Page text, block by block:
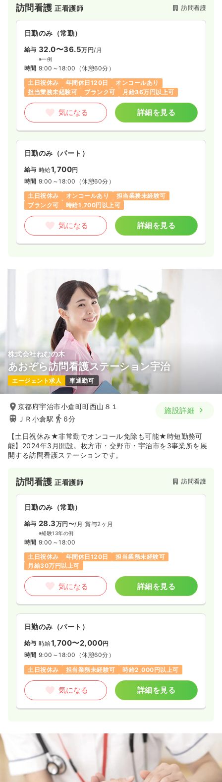
ます。
訪問看護正看護師 訪問看護
日勤のみ（常勤）
給与 32.0〜36.5万円/月
※一例
時間 9:00～18:00 （休憩60分）
土日祝休み
年間休日120日
オンコールあり
担当業務未経験可
ブランク可 月給36万円以上可
気になる 詳細を見る
日勤のみ（パート）
給与 時給1,700円
時間 9:00～18:00 （休憩60分）
土日祝休み
オンコールあり
担当業務未経験可
ブランク可
時給1,700円以上可
気になる 詳細を見る
株式会社ねむの木
あおぞら訪問看護ステーション宇治
エージェント求人 車通勤可
京都府宇治市小倉町町西山８１
ＪＲ小倉駅
6分
施設詳細
【土日祝休み★非常勤でオンコール免除も可能★時短勤務可
能】2024年3月開設。枚方市・交野市・宇治市を3事業所を展
開する訪問看護ステーションです。
訪問看護正看護師 訪問看護
日勤のみ（常勤）
給与 28.3万円〜/月 賞与2ヶ月
※経験13年の例
時間 9:00～18:00
土日祝休み
年間休日120日
担当業務未経験可
月給30万円以上可
気になる 詳細を見る
日勤のみ（パート）
給与 時給1,700〜2,000円
時間 9:00～18:00 （休憩60分）
土日祝休み
担当業務未経験可 時給2,000円以上可
気になる 詳細を見る